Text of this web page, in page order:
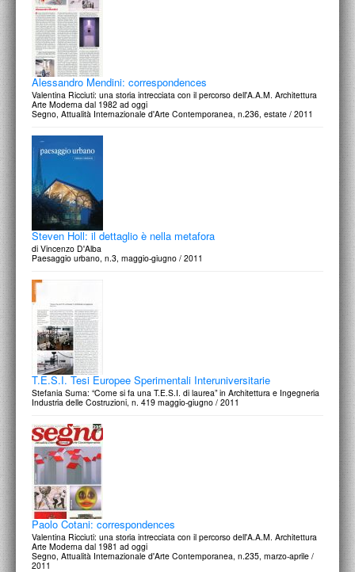
Alessandro Mendini: correspondences
Valentina Ricciuti: una storia intrecciata con il percorso dell'A.A.M. Architettura
Arte Moderna dal 1982 ad oggi
Segno, Attualità Internazionale d'Arte Contemporanea, n.236, estate / 2011
Steven Holl: il dettaglio è nella metafora
di Vincenzo D'Alba
Paesaggio urbano, n.3, maggio-giugno / 2011
T.E.S.I. Tesi Europee Sperimentali Interuniversitarie
Stefania Suma: “Come si fa una T.E.S.I. di laurea” in Architettura e Ingegneria
Industria delle Costruzioni, n. 419 maggio-giugno / 2011
Paolo Cotani: correspondences
Valentina Ricciuti: una storia intrecciata con il percorso dell'A.A.M. Architettura
Arte Moderna dal 1981 ad oggi
Segno, Attualità Internazionale d'Arte Contemporanea, n.235, marzo-aprile /
2011